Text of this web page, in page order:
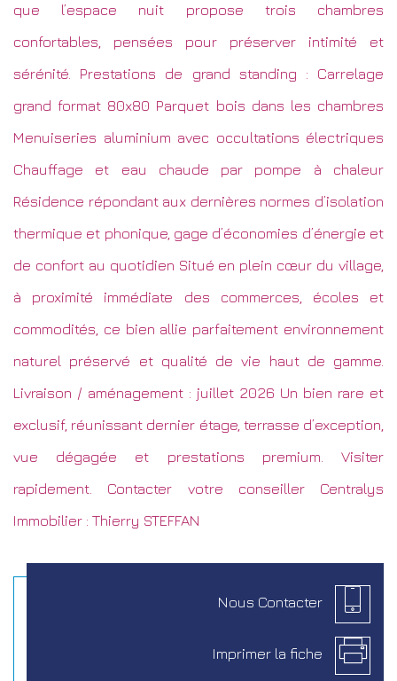
que l’espace nuit propose trois chambres
confortables, pensées pour préserver intimité et
sérénité. Prestations de grand standing : Carrelage
grand format 80x80 Parquet bois dans les chambres
Menuiseries aluminium avec occultations électriques
Chauffage et eau chaude par pompe à chaleur
Résidence répondant aux dernières normes d’isolation
thermique et phonique, gage d’économies d’énergie et
de confort au quotidien Situé en plein cœur du village,
à proximité immédiate des commerces, écoles et
commodités, ce bien allie parfaitement environnement
naturel préservé et qualité de vie haut de gamme.
Livraison / aménagement : juillet 2026 Un bien rare et
exclusif, réunissant dernier étage, terrasse d’exception,
vue dégagée et prestations premium. Visiter
rapidement. Contacter votre conseiller Centralys
Immobilier : Thierry STEFFAN
Nous Contacter
Imprimer la fiche